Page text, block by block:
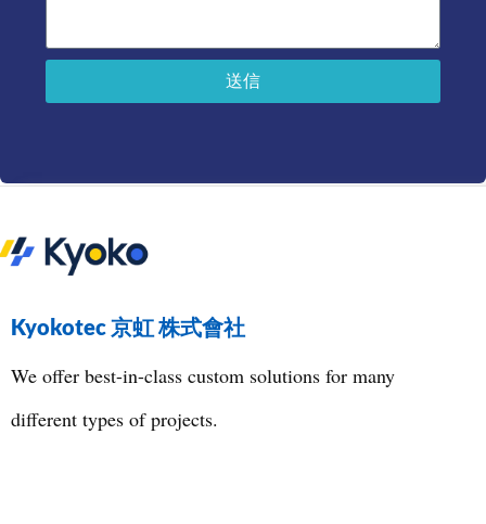
送信
Kyokotec 京虹 株式會社
We offer best-in-class custom solutions for many
different types of projects.